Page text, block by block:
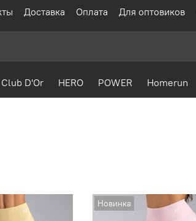
Доставка Оплата Для оптовиков
Club D'Or HERO POWER Homerun
Новинка